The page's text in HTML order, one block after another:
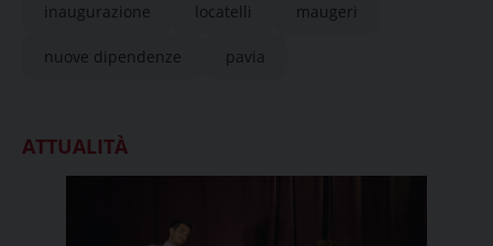
inaugurazione locatelli maugeri
nuove dipendenze pavia
ATTUALITÀ